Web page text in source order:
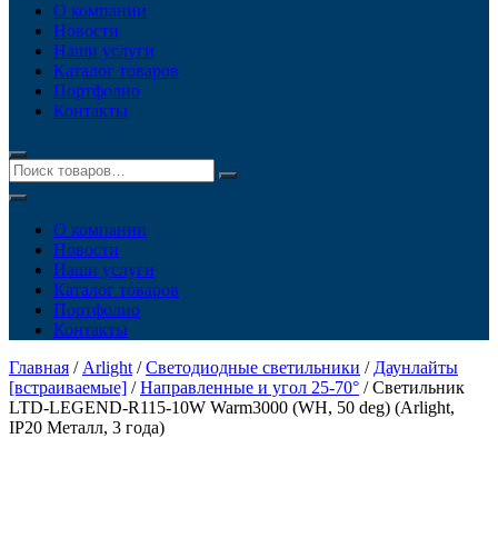
О компании
Новости
Наши услуги
Каталог товаров
Портфолио
Контакты
О компании
Новости
Наши услуги
Каталог товаров
Портфолио
Контакты
Главная / Arlight /Светодиодные светильники / Даунлайты
[встраиваемые] /Направленные и угол 25-70° / Светильник
LTD-LEGEND-R115-10W Warm3000 (WH, 50 deg) (Arlight,
IP20 Металл, 3 года)